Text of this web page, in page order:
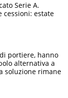
Serie A.
cessioni: estate
portiere, hanno
alternativa a
soluzione rimane